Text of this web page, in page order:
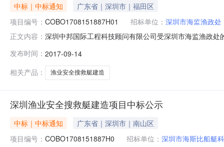
中标｜中标通知
广东省｜深圳市｜福田区
项目编号： COBO1708151887H01 招标单位： 深圳市海监渔政处
正文内容： 深圳中邦国际工程科技顾问有限公司受深圳市海监渔政
称：深圳市海监渔政处采购单位地址：广东省深圳市采
发布时间： 2017-09-14
相关产品：
渔业安全搜救艇建造
深圳渔业安全搜救艇建造项目中标公示
中标｜中标通知
广东省｜深圳市｜南山区
项目编号： COBO1708151887H0 招标单位： 深圳市海斯比船艇